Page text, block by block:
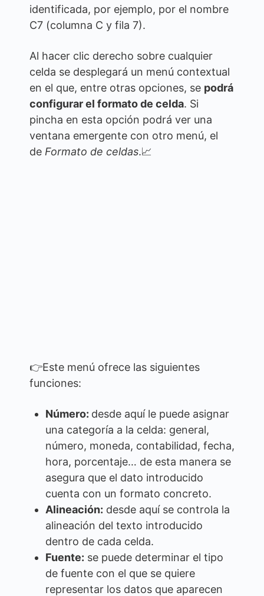
identificada, por ejemplo, por el nombre
C7 (columna C y fila 7).
Al hacer clic derecho sobre cualquier
celda se desplegará un menú contextual
en el que, entre otras opciones, se podrá
configurar el formato de celda. Si
pincha en esta opción podrá ver una
ventana emergente con otro menú, el
de Formato de celdas.📈
👉Este menú ofrece las siguientes
funciones:
Número: desde aquí le puede asignar
una categoría a la celda: general,
número, moneda, contabilidad, fecha,
hora, porcentaje… de esta manera se
asegura que el dato introducido
cuenta con un formato concreto.
Alineación: desde aquí se controla la
alineación del texto introducido
dentro de cada celda.
Fuente: se puede determinar el tipo
de fuente con el que se quiere
representar los datos que aparecen